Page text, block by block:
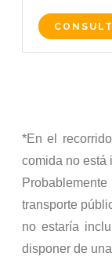
*En el
comida no está
transporte
no estaría
disponer de